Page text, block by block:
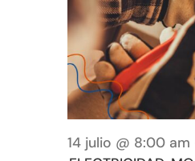
14 julio @ 8:00 am